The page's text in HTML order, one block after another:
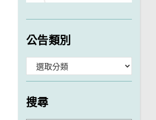
公告類別
類
搜尋